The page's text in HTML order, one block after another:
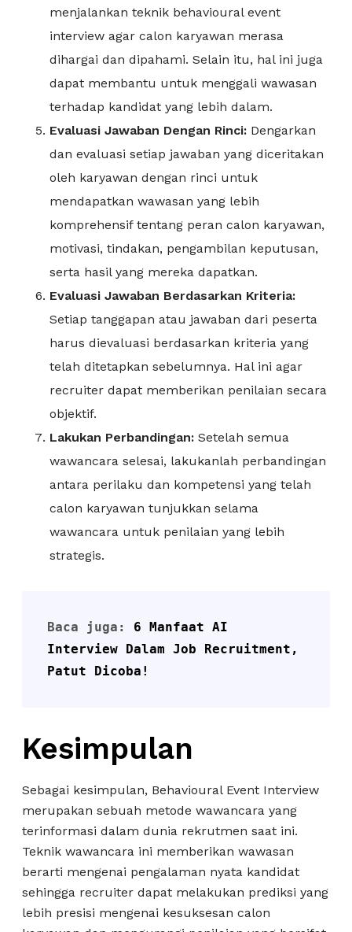
menjalankan teknik behavioural event
interview agar calon karyawan merasa
dihargai dan dipahami. Selain itu, hal ini juga
dapat membantu untuk menggali wawasan
terhadap kandidat yang lebih dalam.
Evaluasi Jawaban Dengan Rinci: Dengarkan
dan evaluasi setiap jawaban yang diceritakan
oleh karyawan dengan rinci untuk
mendapatkan wawasan yang lebih
komprehensif tentang peran calon karyawan,
motivasi, tindakan, pengambilan keputusan,
serta hasil yang mereka dapatkan.
Evaluasi Jawaban Berdasarkan Kriteria:
Setiap tanggapan atau jawaban dari peserta
harus dievaluasi berdasarkan kriteria yang
telah ditetapkan sebelumnya. Hal ini agar
recruiter dapat memberikan penilaian secara
objektif.
Lakukan Perbandingan: Setelah semua
wawancara selesai, lakukanlah perbandingan
antara perilaku dan kompetensi yang telah
calon karyawan tunjukkan selama
wawancara untuk penilaian yang lebih
strategis.
Baca juga: 6 Manfaat AI
Interview Dalam Job Recruitment,
Patut Dicoba!
Kesimpulan
Sebagai kesimpulan, Behavioural Event Interview
merupakan sebuah metode wawancara yang
terinformasi dalam dunia rekrutmen saat ini.
Teknik wawancara ini memberikan wawasan
berarti mengenai pengalaman nyata kandidat
sehingga recruiter dapat melakukan prediksi yang
lebih presisi mengenai kesuksesan calon